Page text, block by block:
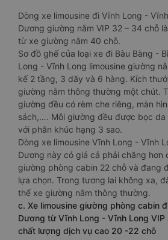
Dòng xe limousine đi Vĩnh Long -
Dương giường nằm VIP 32 – 34 chỗ
từ xe giường nằm 40 chỗ.
Sơ đồ ghế của loại xe đi Bàu Bàng -
Long - Vĩnh Long limousine giường
kế 2 tầng, 3 dãy và 6 hàng. Kích
giường nằm thông thường một chút.
giường đều có rèm che riêng, màn
sách,…. Mỗi giường đều được bọc
với phân khúc hạng 3 sao.
Dòng xe limousine Vĩnh Long - Vĩnh
Dương này có giá cả phải chăng hơn
giường phòng cabin 22 chỗ và đang
lựa chọn. Trong tương lai không xa,
thế xe giường nằm thông thường.
c. Xe limousine giường phòng cabin
Dương từ Vĩnh Long - Vĩnh Long VIP
chất lượng dịch vụ cao 20 -22 chỗ